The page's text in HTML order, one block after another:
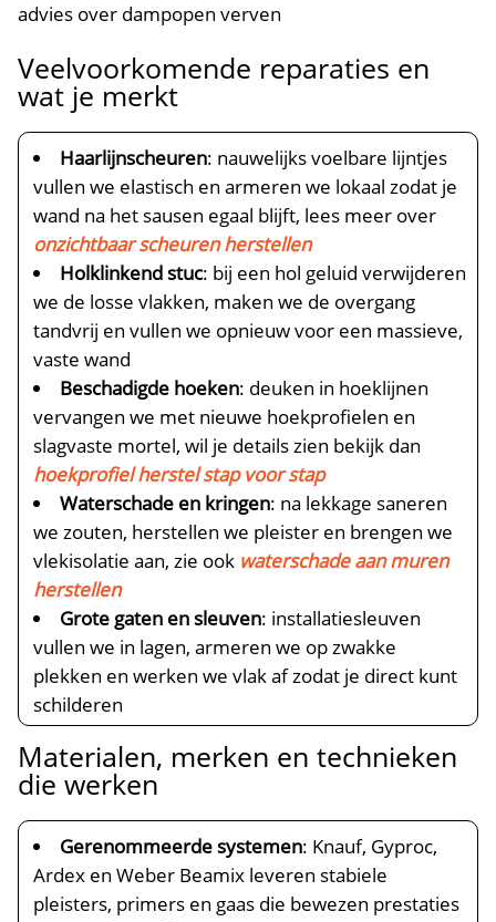
advies over dampopen verven
Veelvoorkomende reparaties en
wat je merkt
Haarlijnscheuren: nauwelijks voelbare lijntjes
vullen we elastisch en armeren we lokaal zodat je
wand na het sausen egaal blijft, lees meer over
onzichtbaar scheuren herstellen
Holklinkend stuc: bij een hol geluid verwijderen
we de losse vlakken, maken we de overgang
tandvrij en vullen we opnieuw voor een massieve,
vaste wand
Beschadigde hoeken: deuken in hoeklijnen
vervangen we met nieuwe hoekprofielen en
slagvaste mortel, wil je details zien bekijk dan
hoekprofiel herstel stap voor stap
Waterschade en kringen: na lekkage saneren
we zouten, herstellen we pleister en brengen we
vlekisolatie aan, zie ook waterschade aan muren
herstellen
Grote gaten en sleuven: installatiesleuven
vullen we in lagen, armeren we op zwakke
plekken en werken we vlak af zodat je direct kunt
schilderen
Materialen, merken en technieken
die werken
Gerenommeerde systemen: Knauf, Gyproc,
Ardex en Weber Beamix leveren stabiele
pleisters, primers en gaas die bewezen prestaties